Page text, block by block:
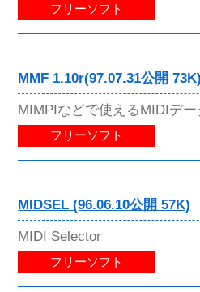
フリーソフト
MMF 1.10r(97.07.31公開 73K)
MIMPIなどで使えるMIDIデ
フリーソフト
MIDSEL (96.06.10公開 57K)
MIDI Selector
フリーソフト